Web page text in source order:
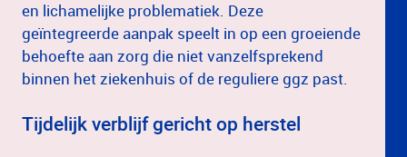
en lichamelijke problematiek. Deze
geïntegreerde aanpak speelt in op een groeiende
behoefte aan zorg die niet vanzelfsprekend
binnen het ziekenhuis of de reguliere ggz past.
Tijdelijk verblijf gericht op herstel